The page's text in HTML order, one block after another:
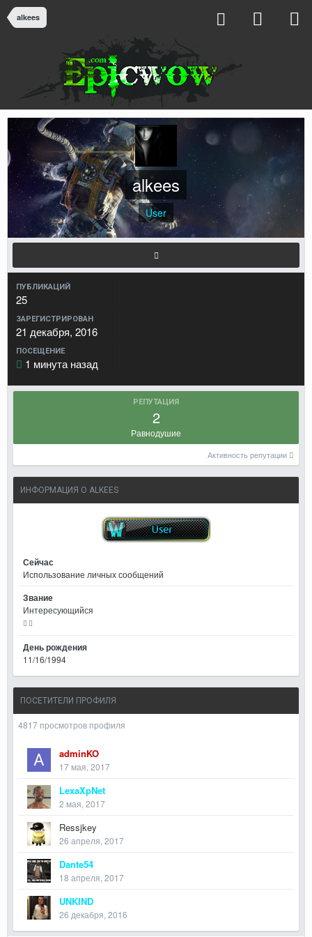
alkees
alkees
User
ПУБЛИКАЦИЙ
25
ЗАРЕГИСТРИРОВАН
21 декабря, 2016
ПОСЕЩЕНИЕ
1 минута назад
РЕПУТАЦИЯ
2
Равнодушие
Активность репутации
ИНФОРМАЦИЯ О ALKEES
Сейчас
Использование личных сообщений
Звание
Интересующийся
День рождения
11/16/1994
ПОСЕТИТЕЛИ ПРОФИЛЯ
4817 просмотров профиля
adminKO
17 мая, 2017
LexaXpNet
2 мая, 2017
Ressjkey
26 апреля, 2017
Dante54
18 апреля, 2017
UNKIND
26 декабря, 2016